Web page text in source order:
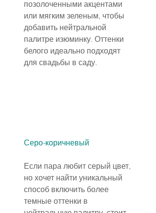
позолоченными акцентами
или мягким зеленым, чтобы
добавить нейтральной
палитре изюминку. Оттенки
белого идеально подходят
для свадьбы в саду.
Серо-коричневый
Если пара любит серый цвет,
но хочет найти уникальный
способ включить более
темные оттенки в